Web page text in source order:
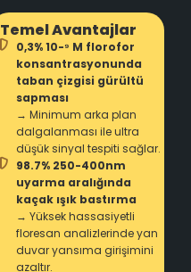
Temel Avantajlar
0,3% 10-⁹ M florofor
konsantrasyonunda
taban çizgisi gürültü
sapması
→ Minimum arka plan
dalgalanması ile ultra
düşük sinyal tespiti sağlar.
98.7% 250-400nm
uyarma aralığında
kaçak ışık bastırma
→ Yüksek hassasiyetli
floresan analizlerinde yan
duvar yansıma girişimini
azaltır.